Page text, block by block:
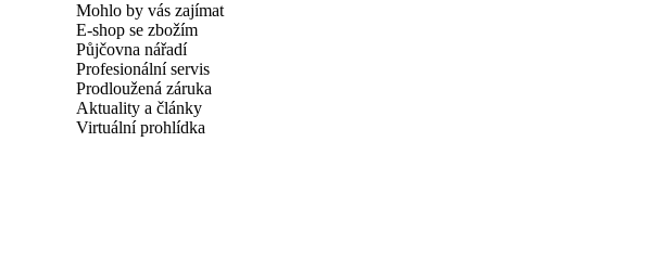
Mohlo by vás zajímat
E-shop se zbožím
Půjčovna nářadí
Profesionální servis
Prodloužená záruka
Aktuality a články
Virtuální prohlídka